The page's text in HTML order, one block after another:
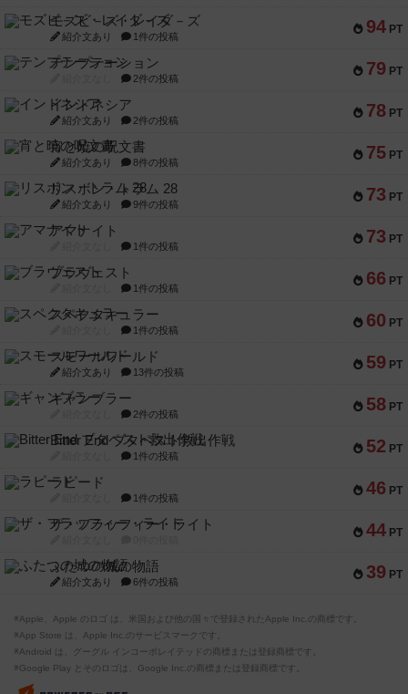
94 PT
モズビ－ズ・レイダ－ズ
紹介文あり 1件の投稿
79 PT
テンプテーション
2件の投稿
78 PT
インドネシア
紹介文あり 2件の投稿
75 PT
宵と暁の呪文書
紹介文あり 8件の投稿
73 PT
リスボン・トラム 28
紹介文あり 9件の投稿
73 PT
アマナイト
1件の投稿
66 PT
ブラヴェスト
1件の投稿
60 PT
スペクタキュラー
1件の投稿
59 PT
スモールワールド
紹介文あり 13件の投稿
58 PT
ギャンブラー
2件の投稿
52 PT
Bitter End ブタペスト救出作戦
1件の投稿
46 PT
ラピード
1件の投稿
44 PT
ザ・フラッフィー・ライト
39 PT
ふたつの城の物語
紹介文あり 6件の投稿
※Apple、Apple のロゴ は、米国および他の国々で登録されたApple Inc.の商標です。
※App Store は、Apple Inc.のサービスマークです。
※Android は、グーグル インコーポレイテッドの商標または登録商標です。
※Google Play とそのロゴは、Google Inc.の商標または登録商標です。